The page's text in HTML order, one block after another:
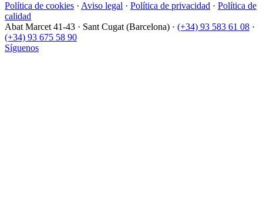
Política de cookies · Aviso legal · Política de privacidad · Política de
calidad
Abat Marcet 41-43 · Sant Cugat (Barcelona) · (+34) 93 583 61 08 ·
(+34) 93 675 58 90
Síguenos